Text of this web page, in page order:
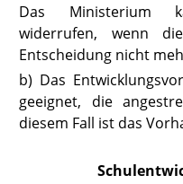
Das Ministerium
widerrufen, wenn
Entscheidung nicht
b) Das
geeignet, die
diesem Fall ist das